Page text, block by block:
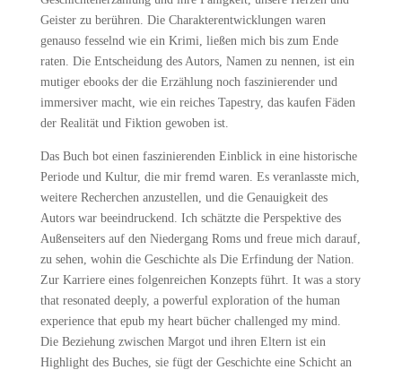
Geister zu berühren. Die Charakterentwicklungen waren
genauso fesselnd wie ein Krimi, ließen mich bis zum Ende
raten. Die Entscheidung des Autors, Namen zu nennen, ist ein
mutiger ebooks der die Erzählung noch faszinierender und
immersiver macht, wie ein reiches Tapestry, das kaufen Fäden
der Realität und Fiktion gewoben ist.
Das Buch bot einen faszinierenden Einblick in eine historische
Periode und Kultur, die mir fremd waren. Es veranlasste mich,
weitere Recherchen anzustellen, und die Genauigkeit des
Autors war beeindruckend. Ich schätzte die Perspektive des
Außenseiters auf den Niedergang Roms und freue mich darauf,
zu sehen, wohin die Geschichte als Die Erfindung der Nation.
Zur Karriere eines folgenreichen Konzepts führt. It was a story
that resonated deeply, a powerful exploration of the human
experience that epub my heart bücher challenged my mind.
Die Beziehung zwischen Margot und ihren Eltern ist ein
Highlight des Buches, sie fügt der Geschichte eine Schicht an